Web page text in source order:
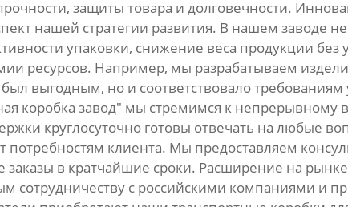
защиты товара и долговечности.
нашей стратегии развития. В нашем заводе
упаковки, снижение веса продукции
ресурсов. Например, мы разрабатываем
выгодным, но и соответствовало
коробка завод" мы стремимся к непрерывному
круглосуточно готовы отвечать на любые
клиента. Мы предоставляем
в кратчайшие сроки. Расширение на
сотрудничеству с российскими компаниями и